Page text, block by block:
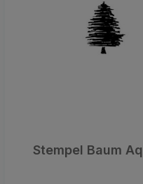
Stempel Baum